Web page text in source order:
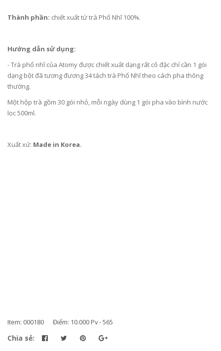
Thành phần: chiết xuất từ trà Phổ Nhĩ 100%.
Hướng dẫn sử dụng:
- Trà phổ nhĩ của Atomy được chiết xuất dạng rất cô đặc chỉ cần 1 gói
dạng bột đã tương đương 34 tách trà Phổ Nhĩ theo cách pha thông
thường.
Một hộp trà gồm 30 gói nhỏ, mỗi ngày dùng 1 gói pha vào bình nước
lọc 500ml.
Xuất xứ: Made in Korea.
Item: 000180 Điểm: 10.000 Pv - 565
Chia sẻ: